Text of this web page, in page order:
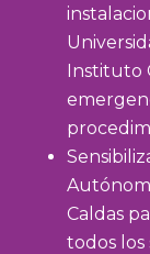
Instituto
Caldas
todos los